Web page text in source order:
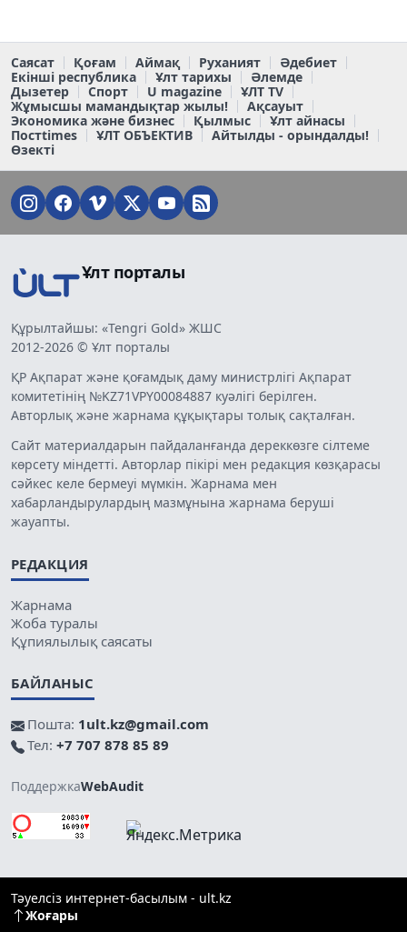
Саясат Қоғам Аймақ Руханият
Әдебиет
Екінші республика
Ұлт тарихы
Әлемде
Дызетер
Спорт U magazine
ҰЛТ TV
Жұмысшы мамандықтар жылы!
Ақсауыт
Экономика және бизнес
Қылмыс
Ұлт айнасы
Постtimes
ҰЛТ ОБЪЕКТИВ
Айтылды - орындалды!
Өзекті
Ұлт порталы
Құрылтайшы: «Tengri Gold» ЖШС
2012-2026 © Ұлт порталы
ҚР Ақпарат және қоғамдық даму министрлігі Ақпарат
комитетінің №KZ71VPY00084887 куәлігі берілген.
Авторлық және жарнама құқықтары толық сақталған.
Сайт материалдарын пайдаланғанда дереккөзге сілтеме
көрсету міндетті. Авторлар пікірі мен редакция көзқарасы
сәйкес келе бермеуі мүмкін. Жарнама мен
хабарландырулардың мазмұнына жарнама беруші
жауапты.
РЕДАКЦИЯ
Жарнама
Жоба туралы
Құпиялылық саясаты
БАЙЛАНЫС
Пошта: 1ult.kz@gmail.com
Тел: +7 707 878 85 89
ПоддержкаWebAudit
Тәуелсіз интернет-басылым - ult.kz
Жоғары